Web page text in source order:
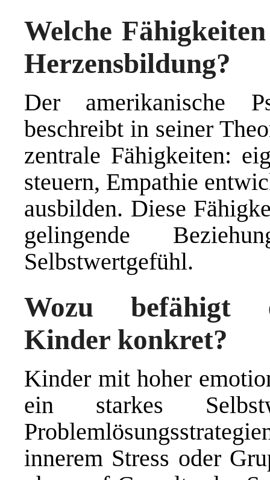
Welche
Herzensbildung?
Der amerikanische
beschreibt in seiner
zentrale Fähigkeiten:
steuern, Empathie
ausbilden. Diese
gelingende
Selbstwertgefühl.
Wozu befähigt
Kinder konkret?
Kinder mit hoher
ein starkes
innerem Stress oder